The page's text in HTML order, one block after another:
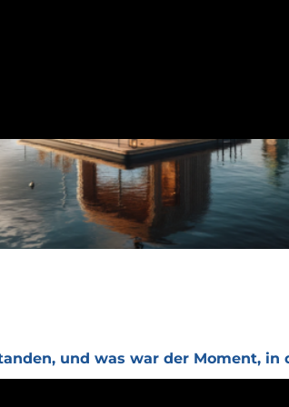
und was war der Moment,
Skandinavien, wo ich das erste